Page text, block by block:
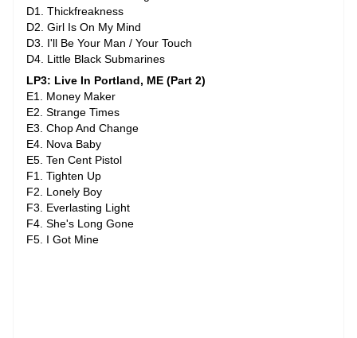
D1. Thickfreakness
D2. Girl Is On My Mind
D3. I'll Be Your Man / Your Touch
D4. Little Black Submarines
LP3: Live In Portland, ME (Part 2)
E1. Money Maker
E2. Strange Times
E3. Chop And Change
E4. Nova Baby
E5. Ten Cent Pistol
F1. Tighten Up
F2. Lonely Boy
F3. Everlasting Light
F4. She's Long Gone
F5. I Got Mine